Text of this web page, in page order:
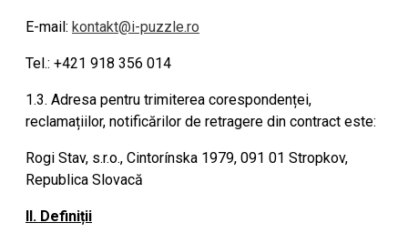
E-mail: kontakt@i-puzzle.ro
Tel.: +421 918 356 014
1.3. Adresa pentru trimiterea corespondenței,
reclamațiilor, notificărilor de retragere din contract este:
Rogi Stav, s.r.o., Cintorínska 1979, 091 01 Stropkov,
Republica Slovacă
II. Definiții